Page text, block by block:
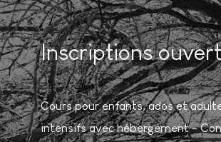
Inscriptions
Cours pour enfants, ados et
intensifs avec hébergement -